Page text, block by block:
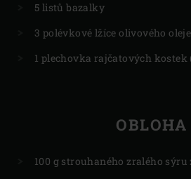
5 listů bazalky
3 polévkové lžíce olivového oleje
1 plechovka rajčatových kostek
OBLOHA
100 g strouhaného zralého